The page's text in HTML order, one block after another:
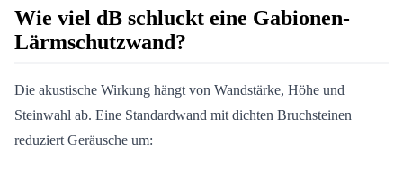
Wie viel dB schluckt eine Gabionen-
Lärmschutzwand?
Die akustische Wirkung hängt von Wandstärke, Höhe und
Steinwahl ab. Eine Standardwand mit dichten Bruchsteinen
reduziert Geräusche um: